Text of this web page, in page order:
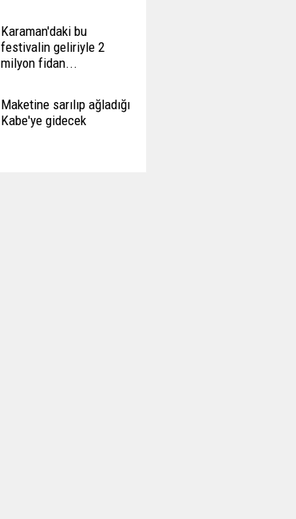
Karaman'daki bu
festivalin geliriyle 2
milyon fidan...
Maketine sarılıp ağladığı
Kabe'ye gidecek